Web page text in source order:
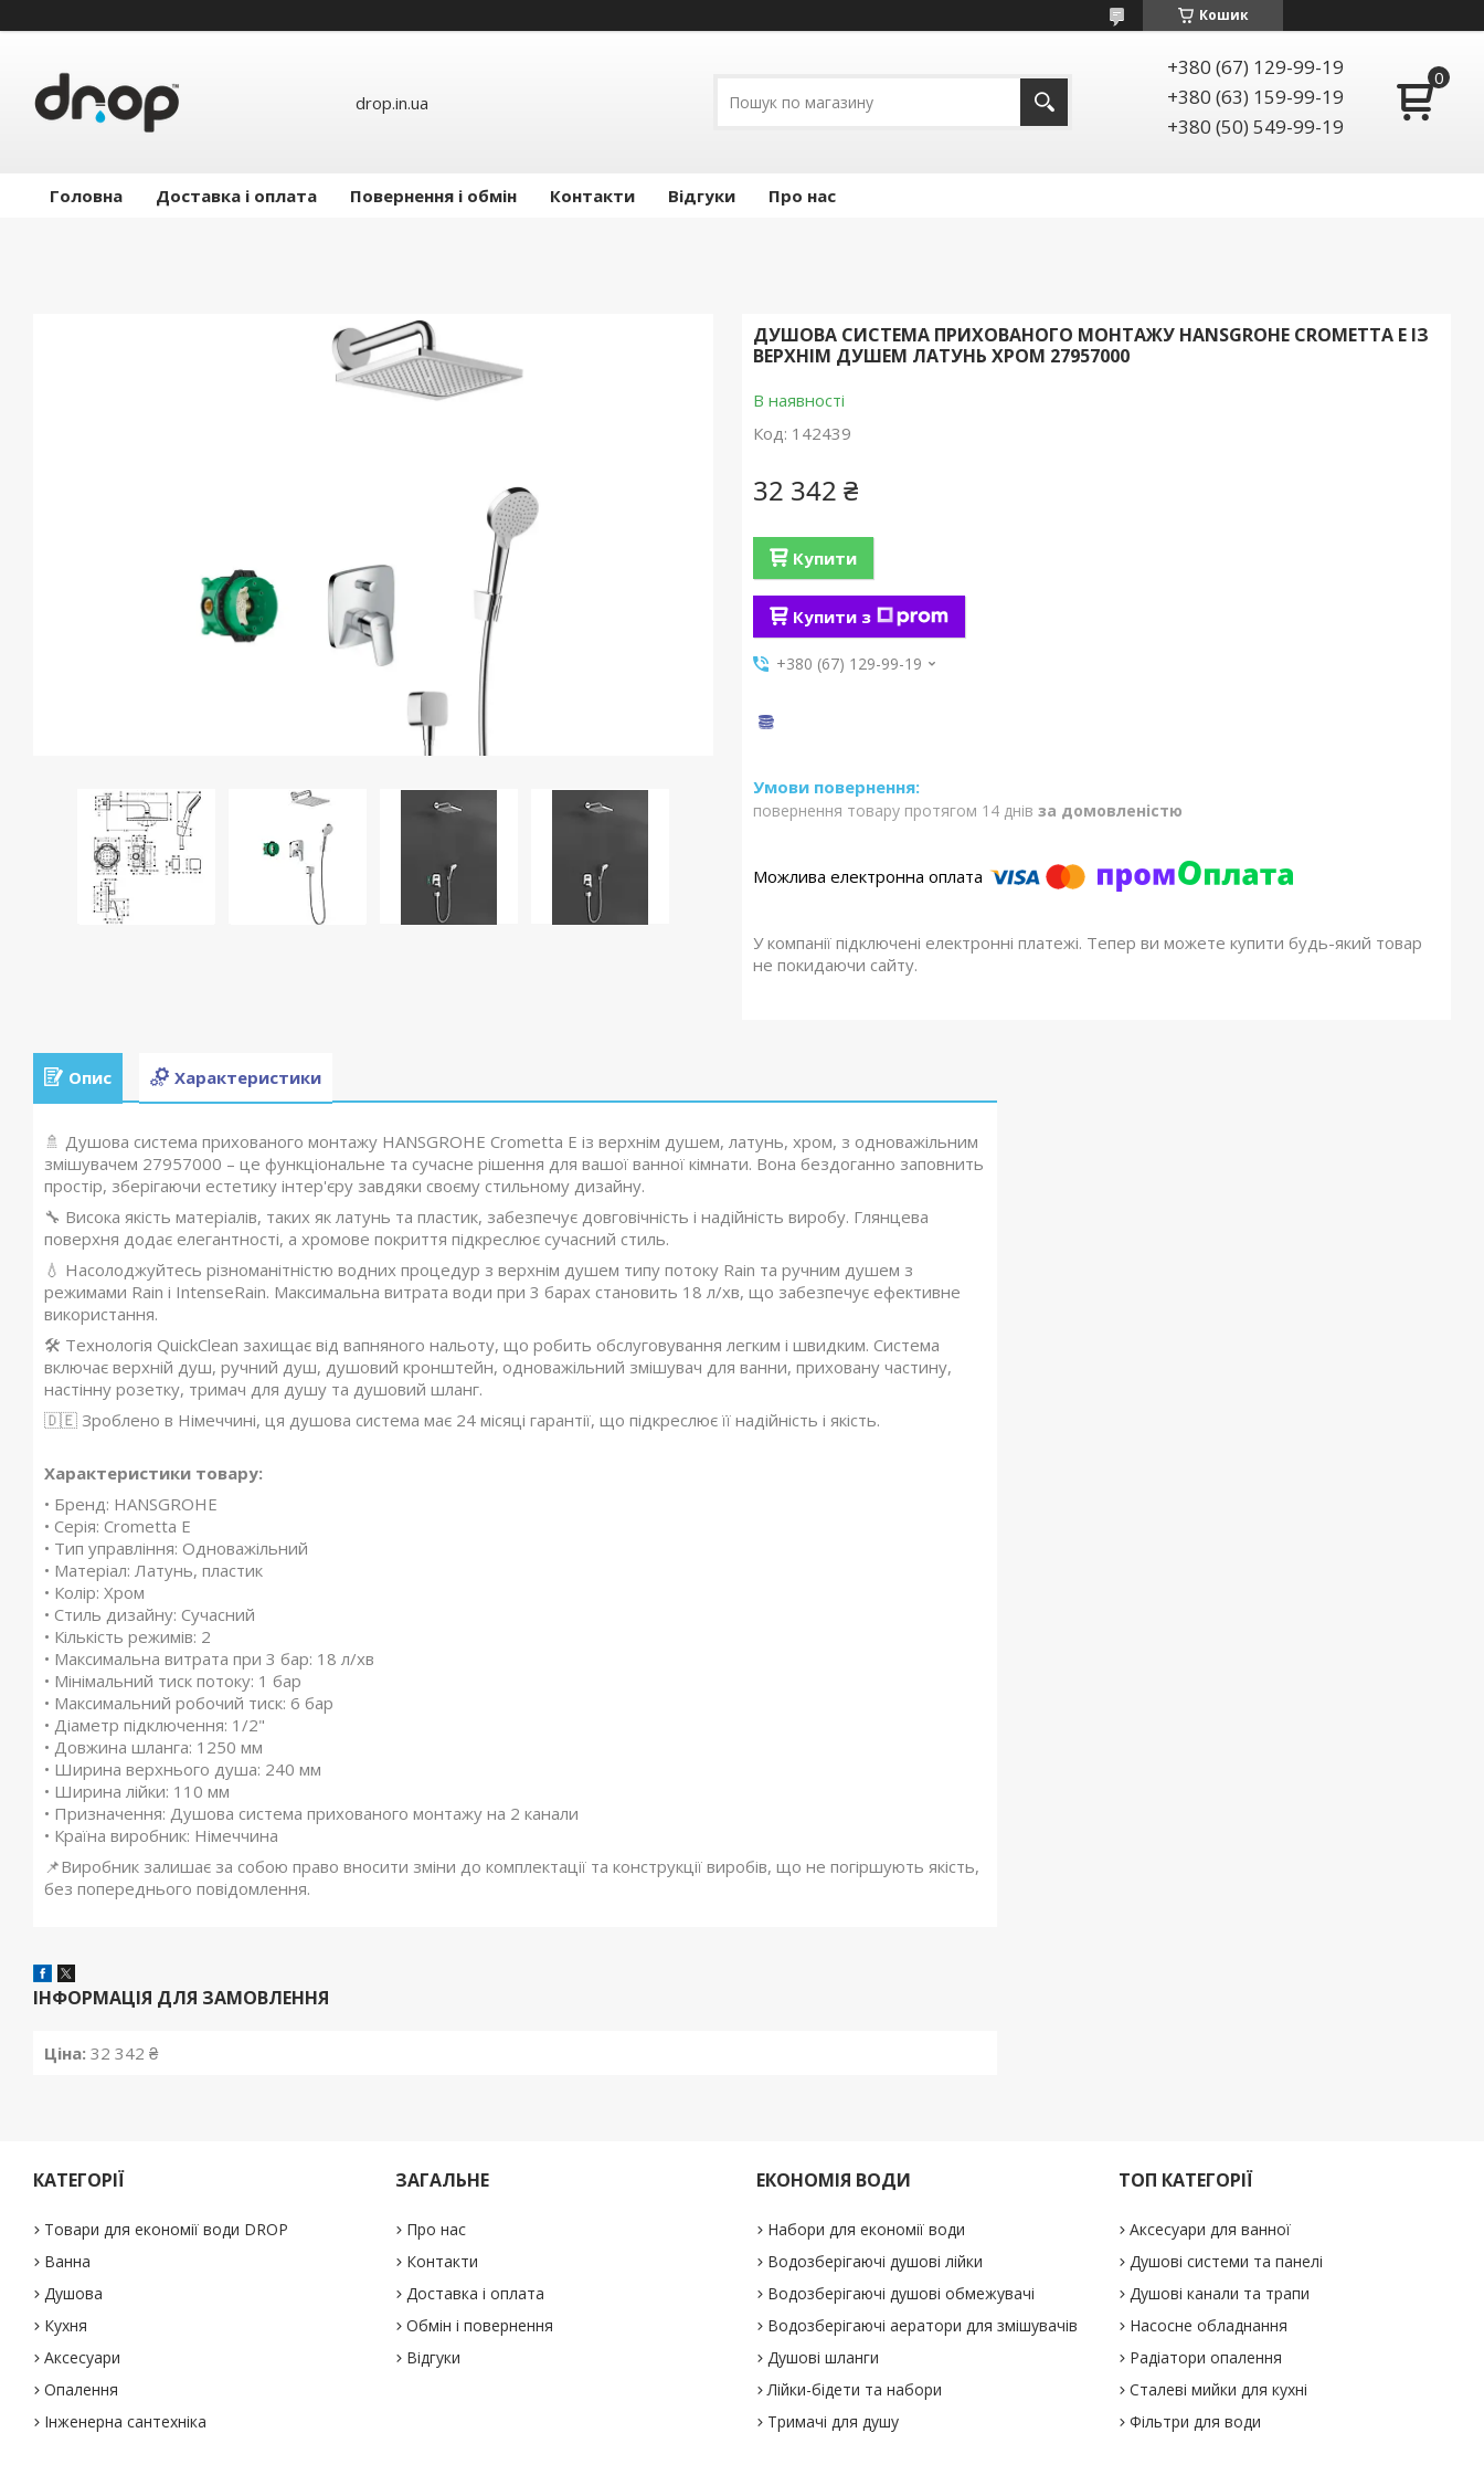
Кошик
drop.in.ua
+380 (67) 129-99-19
+380 (63) 159-99-19
+380 (50) 549-99-19
Головна Доставка і оплата Повернення і обмін Контакти Відгуки Про нас
ДУШОВА СИСТЕМА ПРИХОВАНОГО МОНТАЖУ HANSGROHE CROMETTA E ІЗ
ВЕРХНІМ ДУШЕМ ЛАТУНЬ ХРОМ 27957000
В наявності
Код: 142439
32 342 ₴
Купити
Купити з
+380 (67) 129-99-19
повернення товару протягом 14 днів за домовленістю
У компанії підключені електронні платежі. Тепер ви можете купити будь-який товар
не покидаючи сайту.
Опис Характеристики
🚿 Душова система прихованого монтажу HANSGROHE Crometta E із верхнім душем, латунь, хром, з одноважільним
змішувачем 27957000 – це функціональне та сучасне рішення для вашої ванної кімнати. Вона бездоганно заповнить
простір, зберігаючи естетику інтер'єру завдяки своєму стильному дизайну.
🔧 Висока якість матеріалів, таких як латунь та пластик, забезпечує довговічність і надійність виробу. Глянцева
поверхня додає елегантності, а хромове покриття підкреслює сучасний стиль.
💧 Насолоджуйтесь різноманітністю водних процедур з верхнім душем типу потоку Rain та ручним душем з
режимами Rain і IntenseRain. Максимальна витрата води при 3 барах становить 18 л/хв, що забезпечує ефективне
використання.
🛠️ Технологія QuickClean захищає від вапняного нальоту, що робить обслуговування легким і швидким. Система
включає верхній душ, ручний душ, душовий кронштейн, одноважільний змішувач для ванни, приховану частину,
настінну розетку, тримач для душу та душовий шланг.
🇩🇪 Зроблено в Німеччині, ця душова система має 24 місяці гарантії, що підкреслює її надійність і якість.
Характеристики товару:
• Бренд: HANSGROHE
• Серія: Crometta E
• Тип управління: Одноважільний
• Матеріал: Латунь, пластик
• Колір: Хром
• Стиль дизайну: Сучасний
• Кількість режимів: 2
• Максимальна витрата при 3 бар: 18 л/хв
• Мінімальний тиск потоку: 1 бар
• Максимальний робочий тиск: 6 бар
• Діаметр підключення: 1/2"
• Довжина шланга: 1250 мм
• Ширина верхнього душа: 240 мм
• Ширина лійки: 110 мм
• Призначення: Душова система прихованого монтажу на 2 канали
• Країна виробник: Німеччина
📌Виробник залишає за собою право вносити зміни до комплектації та конструкції виробів, що не погіршують якість,
без попереднього повідомлення.
ІНФОРМАЦІЯ ДЛЯ ЗАМОВЛЕННЯ
Ціна: 32 342 ₴
КАТЕГОРІЇ
Товари для економії води DROP
Ванна
Душова
Кухня
Аксесуари
Опалення
Інженерна сантехніка
ЗАГАЛЬНЕ
Про нас
Контакти
Доставка і оплата
Обмін і повернення
Відгуки
ЕКОНОМІЯ ВОДИ
Набори для економії води
Водозберігаючі душові лійки
Водозберігаючі душові обмежувачі
Водозберігаючі аератори для змішувачів
Душові шланги
Лійки-бідети та набори
Тримачі для душу
ТОП КАТЕГОРІЇ
Аксесуари для ванної
Душові системи та панелі
Душові канали та трапи
Насосне обладнання
Радіатори опалення
Сталеві мийки для кухні
Фільтри для води